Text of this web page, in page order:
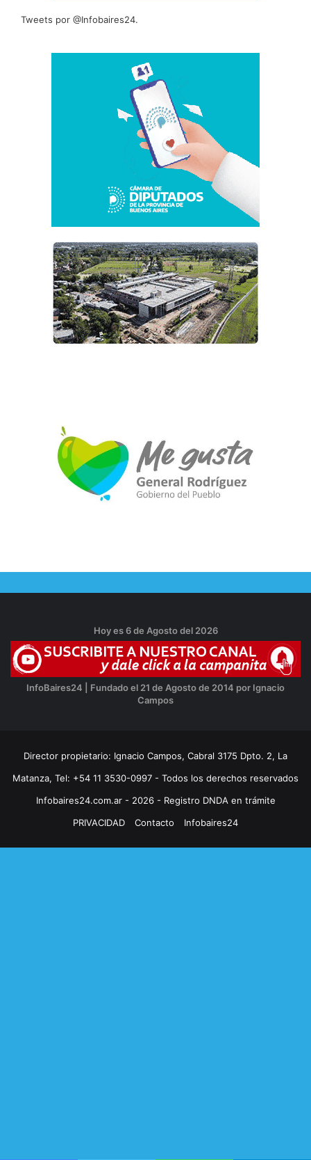
Tweets por @Infobaires24.
Hoy es 6 de Agosto del 2026
InfoBaires24 | Fundado el 21 de Agosto de 2014 por Ignacio
Campos
Director propietario: Ignacio Campos, Cabral 3175 Dpto. 2, La
Matanza, Tel: +54 11 3530-0997 - Todos los derechos reservados
Infobaires24.com.ar - 2026 - Registro DNDA en trámite
PRIVACIDAD
Contacto Infobaires24